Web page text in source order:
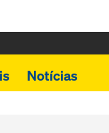
Notícias